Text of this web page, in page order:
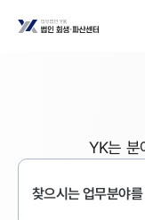
YK는 분